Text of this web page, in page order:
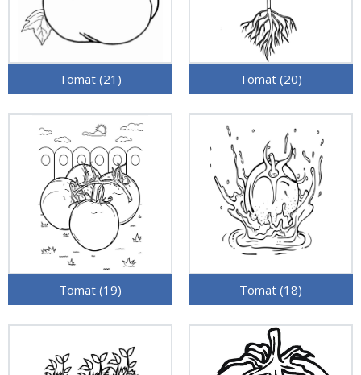
Tomat (21) Tomat (20)
Tomat (19) Tomat (18)